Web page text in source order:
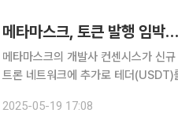
메타마스크의 개발사 컨센시스가 신
트론 네트워크에 추가로 테더(USDT)
에서 전해졌다. 메타마스크
2025-05-19 17:08